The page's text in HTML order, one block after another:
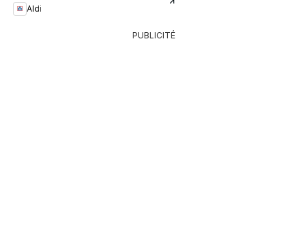
Aldi
PUBLICITÉ